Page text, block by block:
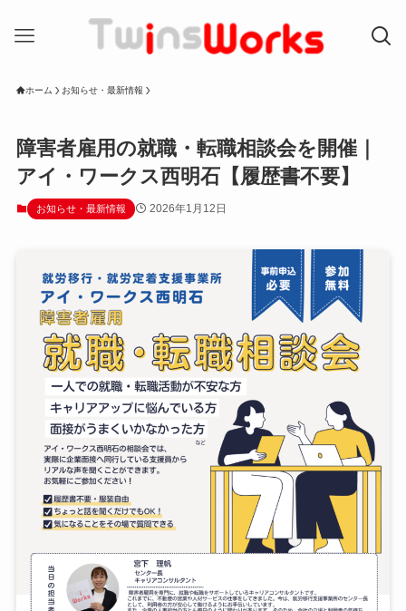
ホーム お知らせ・最新情報
障害者雇用の就職・転職相談会を開催｜
アイ・ワークス西明石【履歴書不要】
お知らせ・最新情報 2026年1月12日